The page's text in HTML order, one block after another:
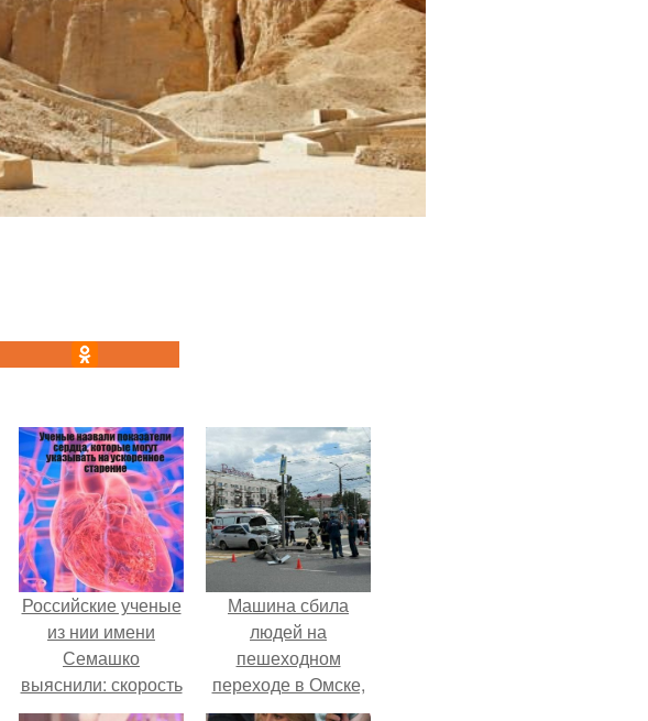
Российские ученые
из нии имени
Семашко
выяснили: скорость
старения напрямую
Машина сбила
людей на
пешеходном
переходе в Омске,
пострадали 8